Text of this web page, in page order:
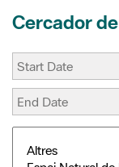
Cercador